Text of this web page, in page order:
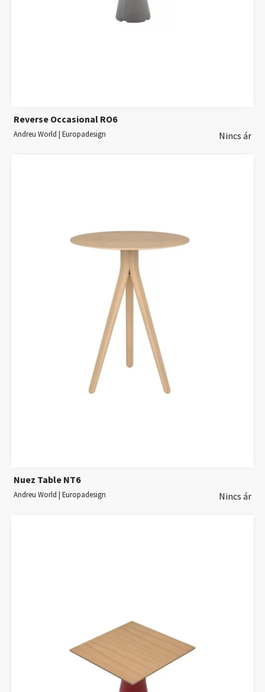
Reverse Occasional RO6
Andreu World | Europadesign Nincs ár
Nuez Table NT6
Andreu World | Europadesign Nincs ár